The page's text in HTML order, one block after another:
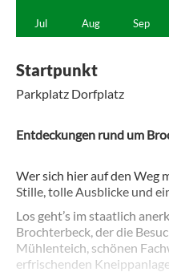
Jul Aug Sep
Startpunkt
Parkplatz Dorfplatz
Entdeckungen rund um
Wer sich hier auf den Weg
Stille, tolle Ausblicke und
Los geht’s im staatlich
Brochterbeck, der die
Mühlenteich, schönen
erfrischenden